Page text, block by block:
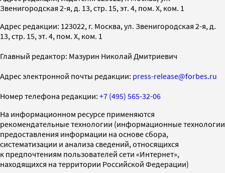
Звенигородская 2-я, д. 13, стр. 15, эт. 4, пом. X, ком. 1
Адрес редакции: 123022, г. Москва, ул. Звенигородская 2-я, д.
13, стр. 15, эт. 4, пом. X, ком. 1
Главный редактор: Мазурин Николай Дмитриевич
Адрес электронной почты редакции: press-release@forbes.ru
Номер телефона редакции: +7 (495) 565-32-06
На информационном ресурсе применяются
рекомендательные технологии (информационные технологии
предоставления информации на основе сбора,
систематизации и анализа сведений, относящихся
к предпочтениям пользователей сети «Интернет»,
находящихся на территории Российской Федерации)